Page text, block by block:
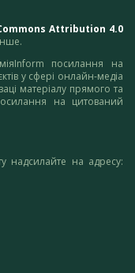
Attribution 4.0
посилання на
у сфері онлайн-медіа
матеріалу прямого та
на цитований
надсилайте на адресу: